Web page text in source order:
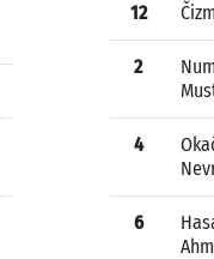
12
2
4
6